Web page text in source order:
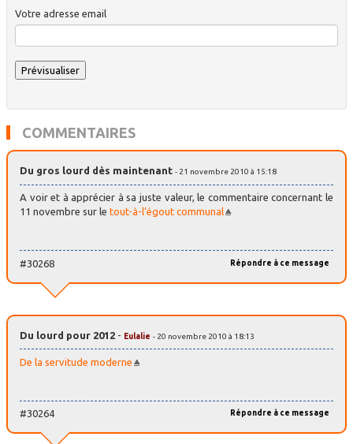
Votre adresse email
COMMENTAIRES
Du gros lourd dès maintenant - 21 novembre 2010 à 15:18
A voir et à apprécier à sa juste valeur, le commentaire concernant le
11 novembre sur le tout-à-l’égout communal
Répondre à ce message
#30268
Du lourd pour 2012 - Eulalie - 20 novembre 2010 à 18:13
De la servitude moderne
Répondre à ce message
#30264